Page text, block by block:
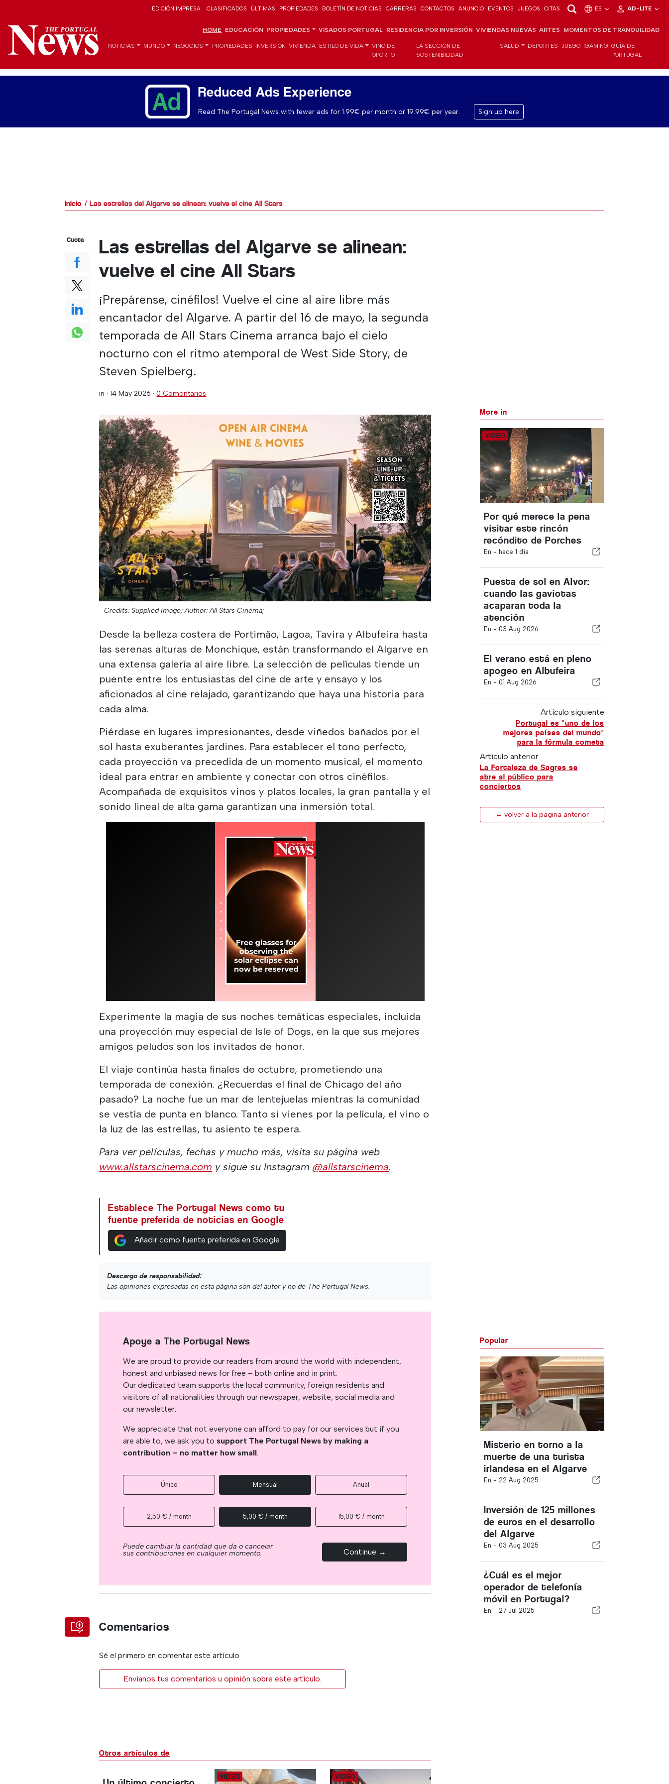
EDICIÓN IMPRESA CLASIFICADOS ÚLTIMAS PROPIEDADES BOLETÍN DE NOTICIAS CARRERAS CONTACTOS ANUNCIO EVENTOS JUEGOS CITAS ES AD-LITE
HOME EDUCACIÓN PROPIEDADES VISADOS PORTUGAL RESIDENCIA POR INVERSIÓN VIVIENDAS NUEVAS ARTES MOMENTOS DE TRANQUILIDAD
NOTICIAS MUNDO NEGOCIOS PROPIEDADES INVERSIÓN VIVIENDA ESTILO DE VIDA
VINO DE
OPORTO
LA SECCIÓN DE
SOSTENIBILIDAD
SALUD DEPORTES JUEGO IGAMING GUÍA DE
PORTUGAL
Reduced Ads Experience
Read The Portugal News with fewer ads for 1.99€ per month or 19.99€ per year. Sign up here
Inicio Las estrellas del Algarve se alinean: vuelve el cine All Stars
Las estrellas del Algarve se alinean:
vuelve el cine All Stars
¡Prepárense, cinéfilos! Vuelve el cine al aire libre más
encantador del Algarve. A partir del 16 de mayo, la segunda
temporada de All Stars Cinema arranca bajo el cielo
nocturno con el ritmo atemporal de West Side Story, de
Steven Spielberg.
in ·14 May 2026 ·0 Comentarios
Credits: Supplied Image; Author: All Stars Cinema;
Desde la belleza costera de Portimão, Lagoa, Tavira y Albufeira hasta
las serenas alturas de Monchique, están transformando el Algarve en
una extensa galería al aire libre. La selección de películas tiende un
puente entre los entusiastas del cine de arte y ensayo y los
aficionados al cine relajado, garantizando que haya una historia para
cada alma.
Piérdase en lugares impresionantes, desde viñedos bañados por el
sol hasta exuberantes jardines. Para establecer el tono perfecto,
cada proyección va precedida de un momento musical, el momento
ideal para entrar en ambiente y conectar con otros cinéfilos.
Acompañada de exquisitos vinos y platos locales, la gran pantalla y el
sonido lineal de alta gama garantizan una inmersión total.
Experimente la magia de sus noches temáticas especiales, incluida
una proyección muy especial de Isle of Dogs, en la que sus mejores
amigos peludos son los invitados de honor.
El viaje continúa hasta finales de octubre, prometiendo una
temporada de conexión. ¿Recuerdas el final de Chicago del año
pasado? La noche fue un mar de lentejuelas mientras la comunidad
se vestía de punta en blanco. Tanto si vienes por la película, el vino o
la luz de las estrellas, tu asiento te espera.
Para ver películas, fechas y mucho más, visita su página web
www.allstarscinema.com y sigue su Instagram@allstarscinema.
Establece The Portugal News como tu
fuente preferida de noticias en Google
Añadir como fuente preferida en Google
Descargo de responsabilidad:
Las opiniones expresadas en esta página son del autor y no de The Portugal News.
Cuota
More in
Por qué merece la pena
visitar este rincón
recóndito de Porches
En - hace 1 día
Puesta de sol en Alvor:
cuando las gaviotas
acaparan toda la
atención
En - 03 Aug 2026
El verano está en pleno
apogeo en Albufeira
En - 01 Aug 2026
Artículo siguiente
Portugal es "uno de los
mejores países del mundo"
para la fórmula cometa
Artículo anterior
La Fortaleza de Sagres se
abre al público para
conciertos
← volver a la pagina anterior
Apoye a The Portugal News
We are proud to provide our readers from around the world with independent,
honest and unbiased news for free – both online and in print.
Our dedicated team supports the local community, foreign residents and
visitors of all nationalities through our newspaper, website, social media and
our newsletter.
We appreciate that not everyone can afford to pay for our services but if you
are able to, we ask you to support The Portugal News by making a
contribution – no matter how small.
Único Mensual Anual
2,50 € / month 5,00 € / month 15,00 € / month
Puede cambiar la cantidad que da o cancelar
sus contribuciones en cualquier momento. Continue →
Comentarios
Sé el primero en comentar este artículo
Envíanos tus comentarios u opinión sobre este artículo.
Popular
Misterio en torno a la
muerte de una turista
irlandesa en el Algarve
En - 22 Aug 2025
Inversión de 125 millones
de euros en el desarrollo
del Algarve
En - 03 Aug 2025
¿Cuál es el mejor
operador de telefonía
móvil en Portugal?
En - 27 Jul 2025
Otros artículos de